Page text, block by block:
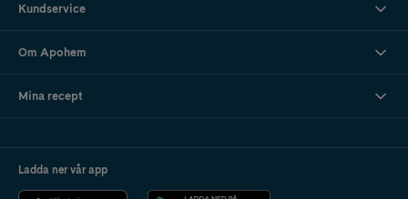
Kundservice
Om Apohem
Mina recept
Ladda ner vår app